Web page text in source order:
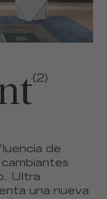
(2)
de
Ultra
una nueva